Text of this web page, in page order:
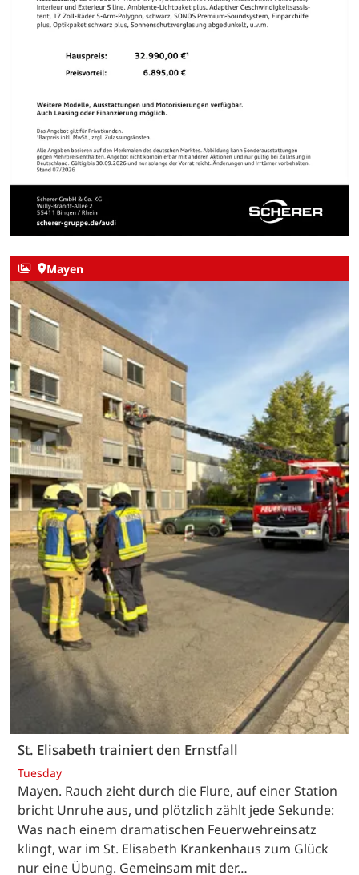
Mayen
St. Elisabeth trainiert den Ernstfall
Tuesday
Mayen. Rauch zieht durch die Flure, auf einer Station
bricht Unruhe aus, und plötzlich zählt jede Sekunde:
Was nach einem dramatischen Feuerwehreinsatz
klingt, war im St. Elisabeth Krankenhaus zum Glück
nur eine Übung. Gemeinsam mit der…